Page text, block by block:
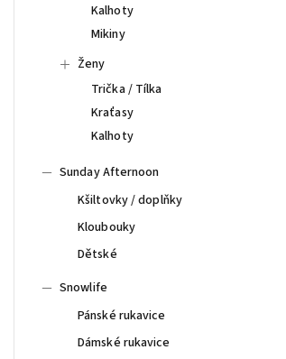
Kalhoty
Mikiny
Ženy
Trička / Tílka
Kraťasy
Kalhoty
Sunday Afternoon
Kšiltovky / doplňky
Kloubouky
Dětské
Snowlife
Pánské rukavice
Dámské rukavice